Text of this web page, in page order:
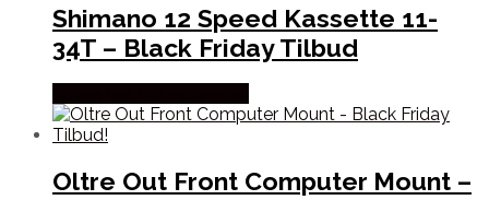
Shimano 12 Speed Kassette 11-
34T – Black Friday Tilbud
Oltre Out Front Computer Mount –